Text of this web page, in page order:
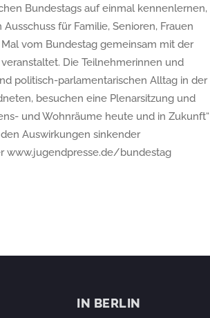
Bundestags auf einmal kennenlernen,
für Familie, Senioren, Frauen
vom Bundestag gemeinsam mit der
Die Teilnehmerinnen und
politisch-parlamentarischen Alltag in der
besuchen eine Plenarsitzung und
und Wohnräume heute und in Zukunft“
Auswirkungen sinkender
www.jugendpresse.de/bundestag
IN BERLIN